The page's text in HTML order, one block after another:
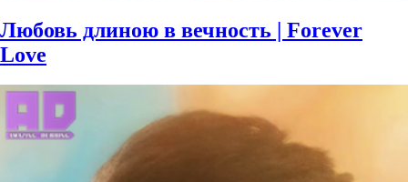
Любовь длиною в вечность | Forever
Love